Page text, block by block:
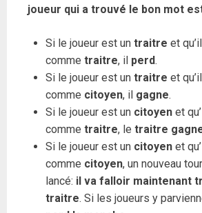
joueur qui a trouvé le bon mot
Si le joueur est un traitre et
comme traitre, il perd.
Si le joueur est un traitre et
comme citoyen, il gagne.
Si le joueur est un citoyenet
comme traitre, le traitre
Si le joueur est un citoyenet
comme citoyen, un nouveau
lancé: il va falloir maintenant
traitre. Si les joueurs y